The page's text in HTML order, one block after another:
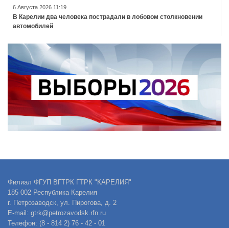
6 Августа 2026 11:19
В Карелии два человека пострадали в лобовом столкновении
автомобилей
Филиал ФГУП ВГТРК ГТРК "КАРЕЛИЯ"
185 002 Республика Карелия
г. Петрозаводск, ул. Пирогова, д. 2
E-mail: gtrk@petrozavodsk.rfn.ru
Телефон: (8 - 814 2) 76 - 42 - 01